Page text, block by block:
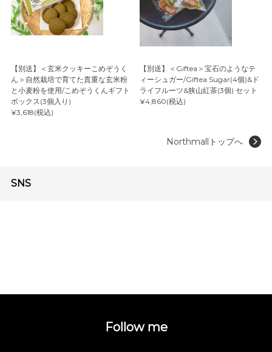
【別送】＜玄米クッキーこめぞうく
ん＞自然栽培で育てた貴重な玄米粉
と小麦粉を使用/こめぞうくんギフト
ボックス(3個入り)
¥3,618(税込)
【別送】＜Giftea＞宝石のようなテ
ィーシュガー/Giftea Sugar(4個)&ド
ライフルーツ&狭山紅茶(3個) セット
¥4,860(税込)
Northmallトップへ
SNS
Follow me